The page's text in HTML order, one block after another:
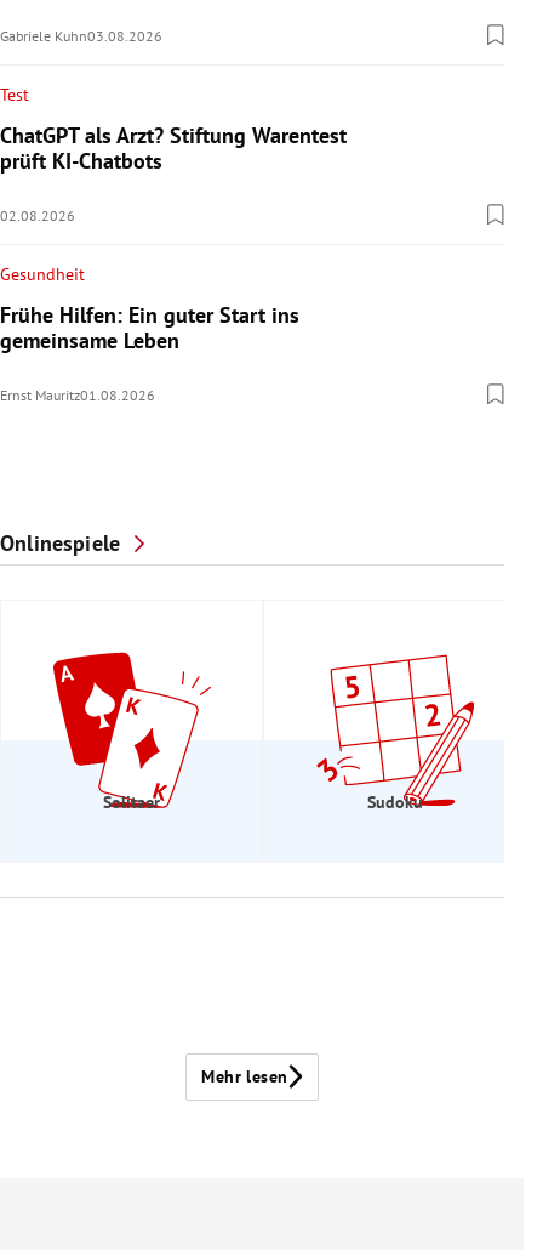
Gabriele Kuhn03.08.2026
Test
ChatGPT als Arzt? Stiftung Warentest
prüft KI-Chatbots
02.08.2026
Gesundheit
Frühe Hilfen: Ein guter Start ins
gemeinsame Leben
Ernst Mauritz01.08.2026
Onlinespiele
Solitaer Sudoku
Mehr lesen